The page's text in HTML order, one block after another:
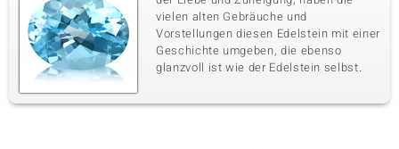
vielen alten Gebräuche und
Vorstellungen diesen Edelstein mit einer
Geschichte umgeben, die ebenso
glanzvoll ist wie der Edelstein selbst.